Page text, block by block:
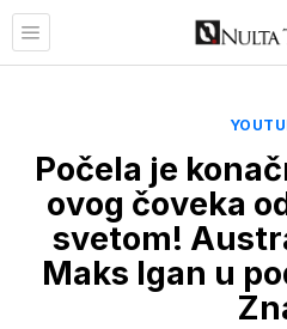
Počela je
ovog čoveka
svetom!
Maks Igan u